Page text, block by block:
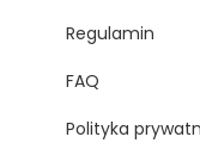
Regulamin
FAQ
Polityka